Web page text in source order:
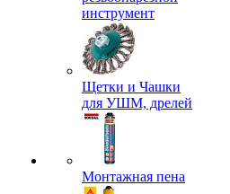
инструмент
Щетки и Чашки
для УШМ, дрелей
Монтажная пена